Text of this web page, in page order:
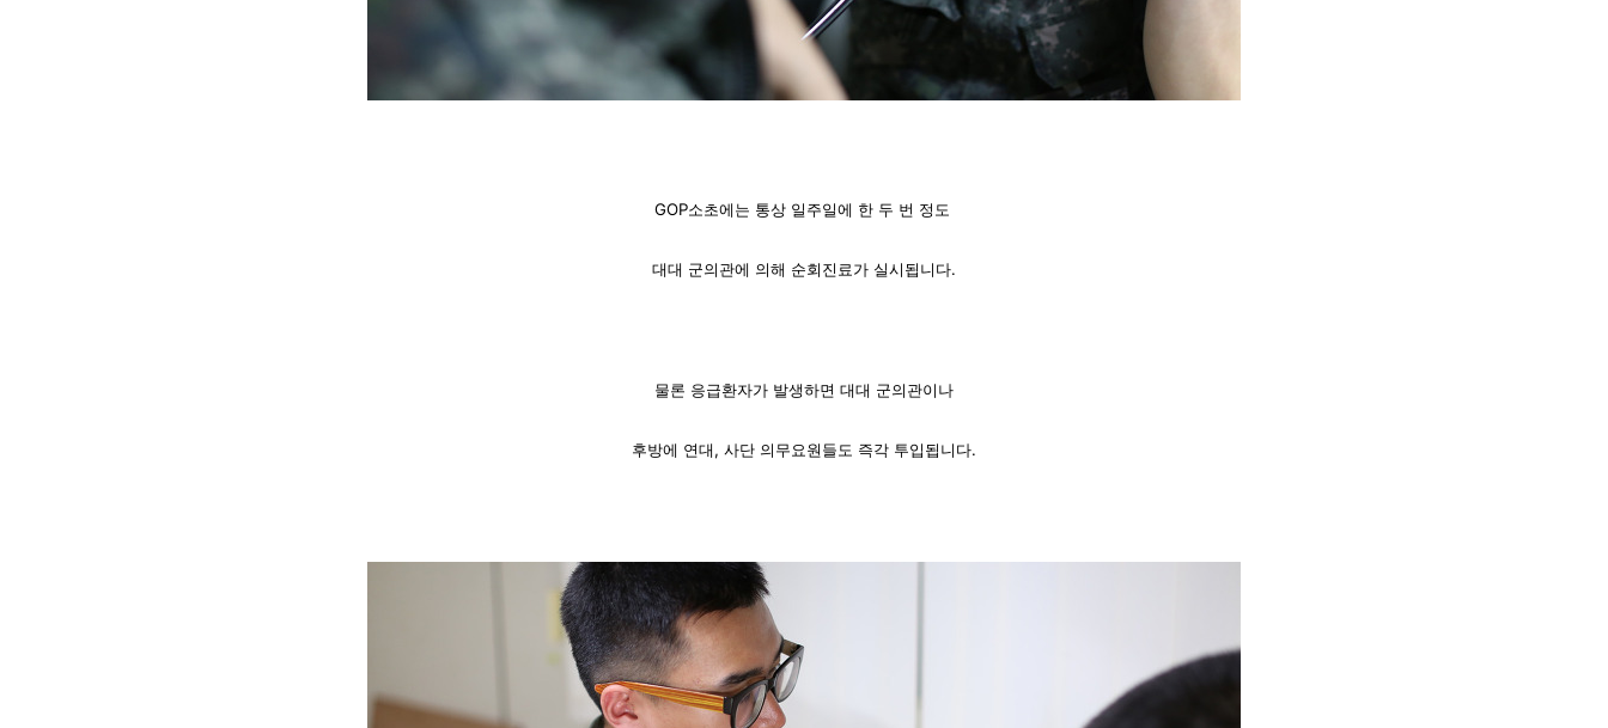
GOP소초에는 통상 일주일에 한 두 번 정도
대대 군의관에 의해 순회진료가 실시됩니다.
물론 응급환자가 발생하면 대대 군의관이나
후방에 연대, 사단 의무요원들도 즉각 투입됩니다.